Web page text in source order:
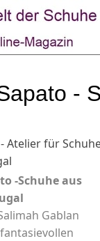
-
-Schuhe aus
Gablan